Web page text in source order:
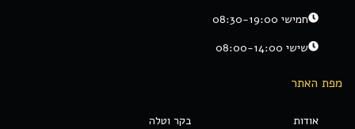
חמישי 08:30-19:00
שישי 08:00-14:00
מפת האתר
אודות בקר וטלה